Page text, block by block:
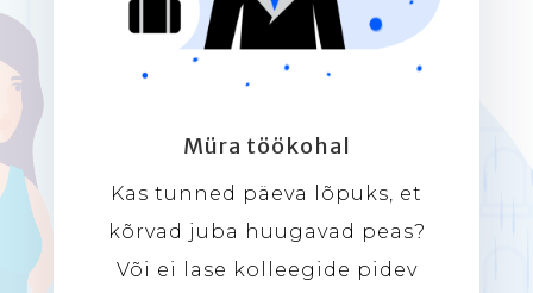
Müra töökohal
Kas tunned päeva lõpuks, et
kõrvad juba huugavad peas?
Või ei lase kolleegide pidev